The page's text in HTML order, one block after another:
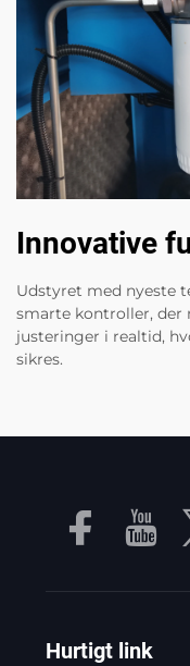
Innovative
Udstyret med nyeste
smarte kontroller,
justeringer i realtid,
sikres.
Hurtigt link